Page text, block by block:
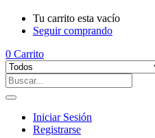
Tu carrito esta vacío
Seguir comprando
0 Carrito
Iniciar Sesión
Registrarse